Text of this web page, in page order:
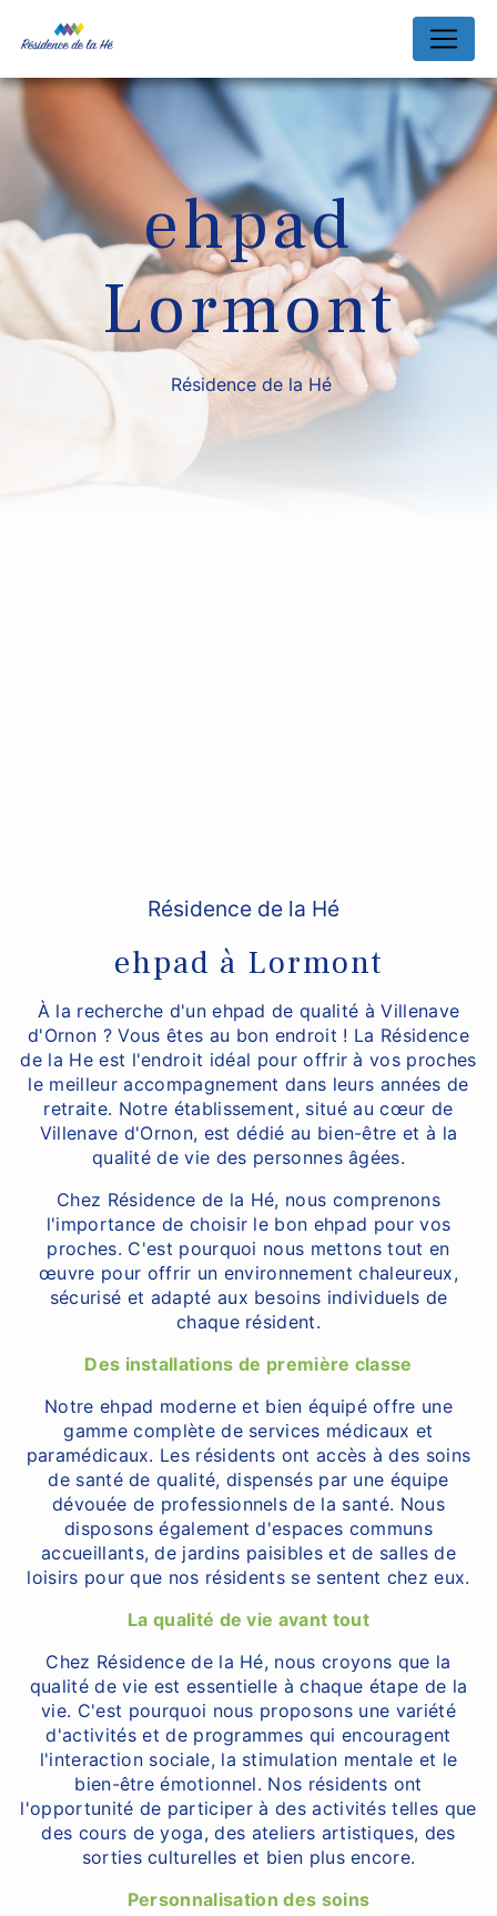
ehpad
Lormont
Résidence de la Hé
Résidence de la Hé
ehpad à Lormont
À la recherche d'un ehpad de qualité à Villenave
d'Ornon ? Vous êtes au bon endroit ! La Résidence
de la He est l'endroit idéal pour offrir à vos proches
le meilleur accompagnement dans leurs années de
retraite. Notre établissement, situé au cœur de
Villenave d'Ornon, est dédié au bien-être et à la
qualité de vie des personnes âgées.
Chez Résidence de la Hé, nous comprenons
l'importance de choisir le bon ehpad pour vos
proches. C'est pourquoi nous mettons tout en
œuvre pour offrir un environnement chaleureux,
sécurisé et adapté aux besoins individuels de
chaque résident.
Des installations de première classe
Notre ehpad moderne et bien équipé offre une
gamme complète de services médicaux et
paramédicaux. Les résidents ont accès à des soins
de santé de qualité, dispensés par une équipe
dévouée de professionnels de la santé. Nous
disposons également d'espaces communs
accueillants, de jardins paisibles et de salles de
loisirs pour que nos résidents se sentent chez eux.
La qualité de vie avant tout
Chez Résidence de la Hé, nous croyons que la
qualité de vie est essentielle à chaque étape de la
vie. C'est pourquoi nous proposons une variété
d'activités et de programmes qui encouragent
l'interaction sociale, la stimulation mentale et le
bien-être émotionnel. Nos résidents ont
l'opportunité de participer à des activités telles que
des cours de yoga, des ateliers artistiques, des
sorties culturelles et bien plus encore.
Personnalisation des soins